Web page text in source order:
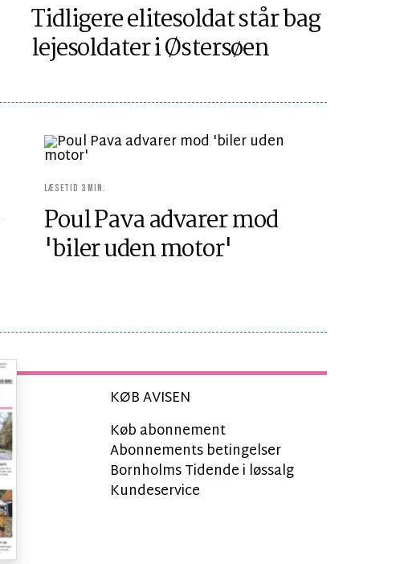
Tidligere elitesoldat står bag
lejesoldater i Østersøen
LÆSETID 3 MIN.
Poul Pava advarer mod
'biler uden motor'
KØB AVISEN
Køb abonnement
Abonnements betingelser
Bornholms Tidende i løssalg
Kundeservice